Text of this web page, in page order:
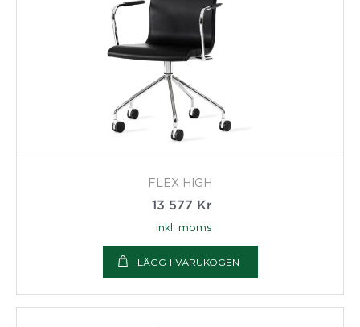
FLEX HIGH
13 577 Kr
inkl. moms
LÄGG I VARUKOGEN